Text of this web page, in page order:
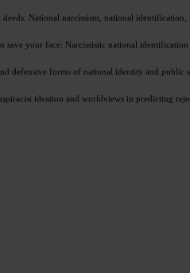
National narcissism, national
your face: Narcissistic national
defensive forms of national identity and public
ideation and worldviews in predicting